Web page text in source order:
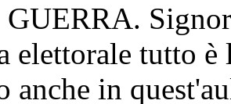
elettorale tutto
anche in